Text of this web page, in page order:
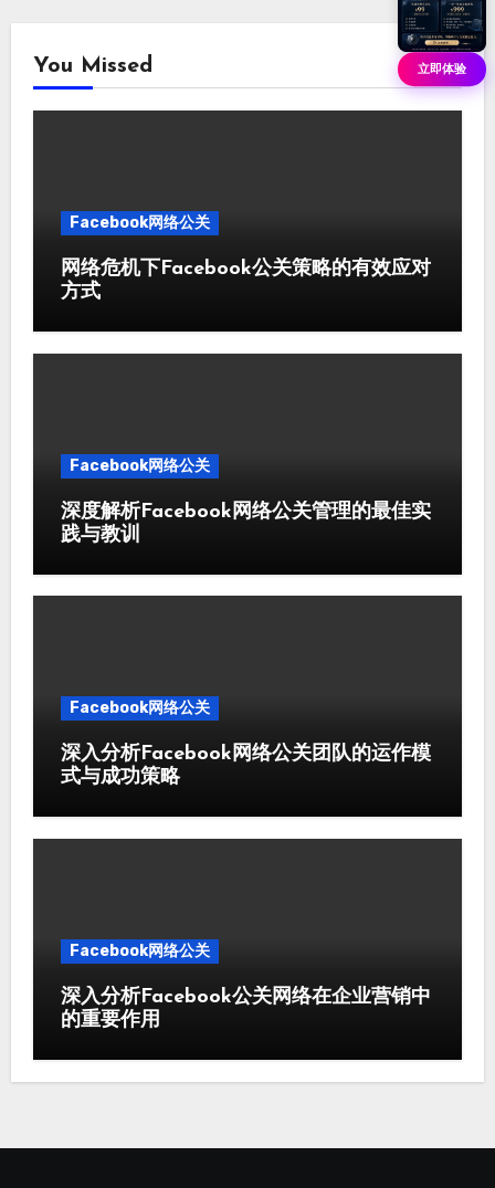
You Missed
Facebook网络公关
网络危机下Facebook公关策略的有效应对
方式
Facebook网络公关
深度解析Facebook网络公关管理的最佳实
践与教训
Facebook网络公关
深入分析Facebook网络公关团队的运作模
式与成功策略
Facebook网络公关
深入分析Facebook公关网络在企业营销中
的重要作用
立即体验